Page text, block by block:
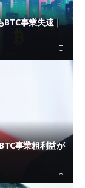
BTC事業失速｜
事業粗利益が